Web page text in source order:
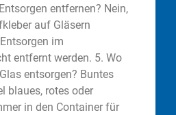
entfernen? Nein,
auf Gläsern
im
entfernt werden. 5. Wo
entsorgen? Buntes
blaues, rotes oder
in den Container für